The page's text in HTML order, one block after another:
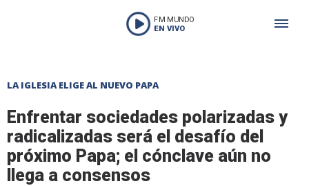
FM MUNDO
EN VIVO
LA IGLESIA ELIGE AL NUEVO PAPA
Enfrentar sociedades polarizadas y
radicalizadas será el desafío del
próximo Papa; el cónclave aún no
llega a consensos